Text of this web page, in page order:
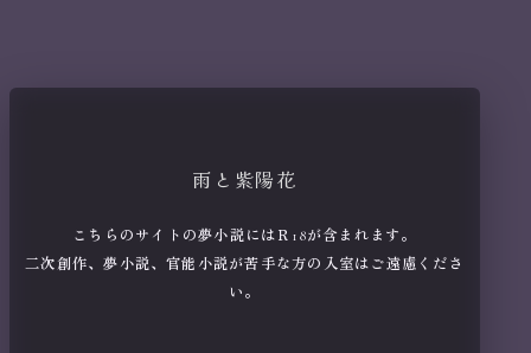
雨と紫陽花
こちらのサイトの夢小説にはＲ18が含まれます。
二次創作、夢小説、官能小説が苦手な方の入室はご遠慮くださ
い。